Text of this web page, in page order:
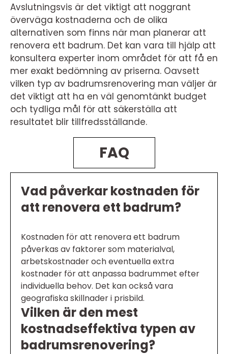
Avslutningsvis är det viktigt att noggrant
överväga kostnaderna och de olika
alternativen som finns när man planerar att
renovera ett badrum. Det kan vara till hjälp att
konsultera experter inom området för att få en
mer exakt bedömning av priserna. Oavsett
vilken typ av badrumsrenovering man väljer är
det viktigt att ha en väl genomtänkt budget
och tydliga mål för att säkerställa att
resultatet blir tillfredsställande.
FAQ
Vad påverkar kostnaden för
att renovera ett badrum?
Kostnaden för att renovera ett badrum
påverkas av faktorer som materialval,
arbetskostnader och eventuella extra
kostnader för att anpassa badrummet efter
individuella behov. Det kan också vara
geografiska skillnader i prisbild.
Vilken är den mest
kostnadseffektiva typen av
badrumsrenovering?